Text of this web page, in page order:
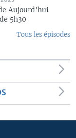
Aujourd'hui
5h30
Tous les épisodes